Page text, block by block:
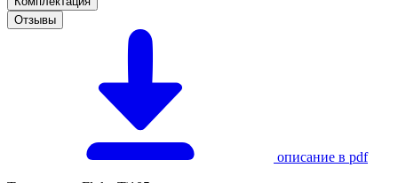
Отзывы
описание в pdf